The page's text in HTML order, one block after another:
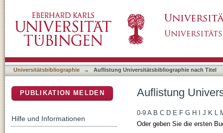
Universitätsbibliographie → Auflistung Universitätsbibliographie nach Titel
Auflistung
0-9 A B C D E F G H J K L
Oder geben Sie die ersten
PUBLIKATION MELDEN
Hilfe und Informationen